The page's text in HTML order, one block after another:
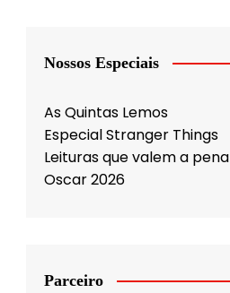
Nossos Especiais
As Quintas Lemos
Especial Stranger Things
Leituras que valem a pena
Oscar 2026
Parceiro